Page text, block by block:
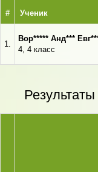
# Ученик
1.
Вор***** Анд***
4, 4 класс